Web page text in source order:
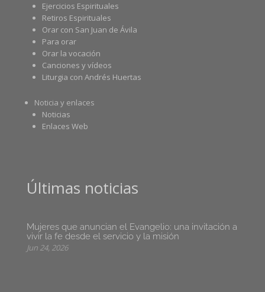
Ejercicios Espirituales
Retiros Espirituales
Orar con San Juan de Ávila
Para orar
Orar la vocación
Canciones y vídeos
Liturgia con Andrés Huertas
Noticia y enlaces
Noticias
Enlaces Web
Últimas noticias
Mujeres que anuncian el Evangelio: una invitación a
vivir la fe desde el servicio y la misión
Jun 24, 2026